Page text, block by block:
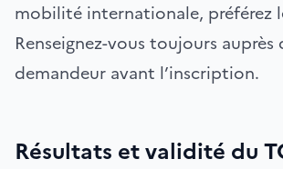
mobilité internationale, préférez
Renseignez-vous toujours auprès
demandeur avant l’inscription.
Résultats et validité du